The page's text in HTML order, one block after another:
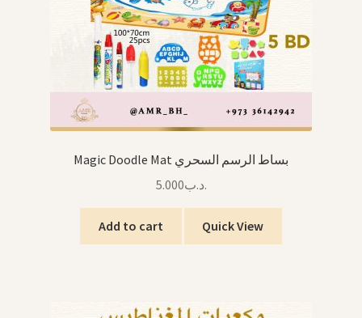
Magic Doodle Mat بساط الرسم السحري
.د.ب5.000
Add to cart Quick View